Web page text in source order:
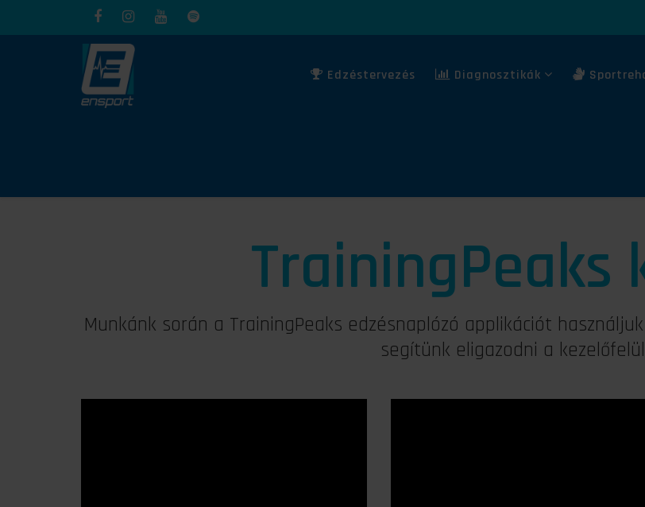
Edzéstervezés Diagnosztikák
TrainingPeaks
Munkánk során a TrainingPeaks edzésnaplózó applikációt
segítünk eligazodni a